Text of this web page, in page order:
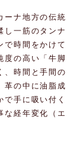
ーナ地方の伝統
し一筋のタンナ
で時間をかけて
度の高い「牛脚
、時間と手間の
革の中に油脂成
手に吸い付く
な経年変化（エ